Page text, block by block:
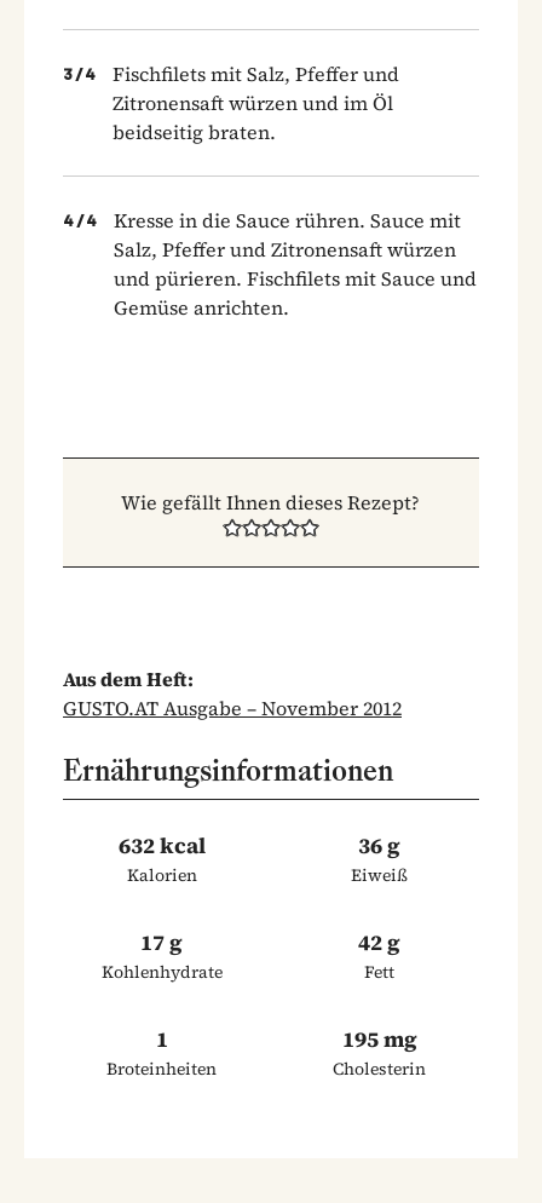
3 /4
Fischfilets mit Salz, Pfeffer und
Zitronensaft würzen und im Öl
beidseitig braten.
4 /4
Kresse in die Sauce rühren. Sauce mit
Salz, Pfeffer und Zitronensaft würzen
und pürieren. Fischfilets mit Sauce und
Gemüse anrichten.
Wie gefällt Ihnen dieses Rezept?
Aus dem Heft:
GUSTO.AT Ausgabe – November 2012
Ernährungsinformationen
632 kcal
Kalorien
36 g
Eiweiß
17 g
Kohlenhydrate
42 g
Fett
1
Broteinheiten
195 mg
Cholesterin